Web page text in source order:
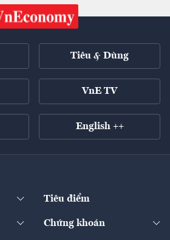
Tiêu & Dùng
VnE TV
English ++
Tiêu điểm
Chứng khoán